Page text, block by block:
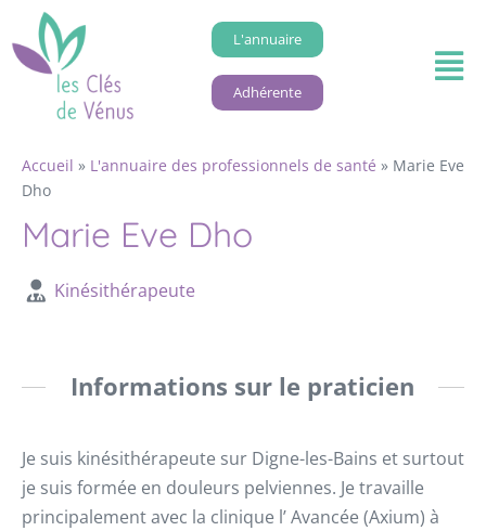
L'annuaire
Adhérente
Accueil » L'annuaire des professionnels de santé » Marie Eve
Dho
Marie Eve Dho
Kinésithérapeute
Informations sur le praticien
Je suis kinésithérapeute sur Digne-les-Bains et surtout
je suis formée en douleurs pelviennes. Je travaille
principalement avec la clinique l’ Avancée (Axium) à